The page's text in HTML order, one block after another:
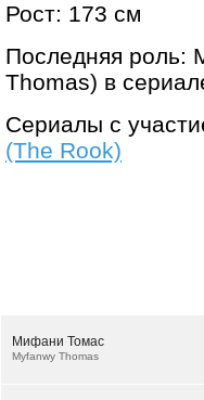
Рост: 173 см
Последняя роль:
Thomas) в
Сериалы с
(The Rook)
Мифани Томас
Myfanwy Thomas